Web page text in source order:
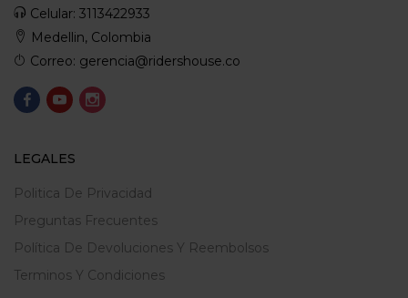
Celular: 3113422933
Medellin, Colombia
Correo: gerencia@ridershouse.co
LEGALES
Politica De Privacidad
Preguntas Frecuentes
Política De Devoluciones Y Reembolsos
Terminos Y Condiciones